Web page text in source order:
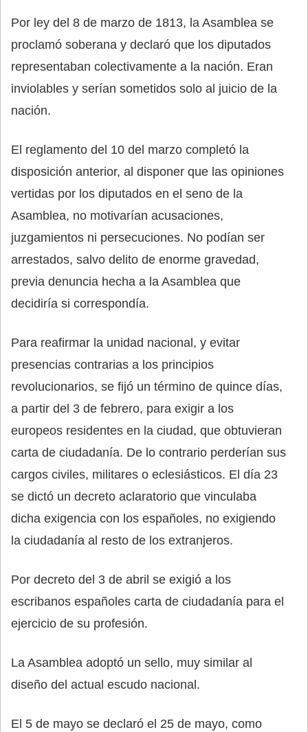
Por ley del 8 de marzo de 1813, la Asamblea se
proclamó soberana y declaró que los diputados
representaban colectivamente a la nación. Eran
inviolables y serían sometidos solo al juicio de la
nación.
El reglamento del 10 del marzo completó la
disposición anterior, al disponer que las opiniones
vertidas por los diputados en el seno de la
Asamblea, no motivarían acusaciones,
juzgamientos ni persecuciones. No podían ser
arrestados, salvo delito de enorme gravedad,
previa denuncia hecha a la Asamblea que
decidiría si correspondía.
Para reafirmar la unidad nacional, y evitar
presencias contrarias a los principios
revolucionarios, se fijó un término de quince días,
a partir del 3 de febrero, para exigir a los
europeos residentes en la ciudad, que obtuvieran
carta de ciudadanía. De lo contrario perderían sus
cargos civiles, militares o eclesiásticos. El día 23
se dictó un decreto aclaratorio que vinculaba
dicha exigencia con los españoles, no exigiendo
la ciudadanía al resto de los extranjeros.
Por decreto del 3 de abril se exigió a los
escribanos españoles carta de ciudadanía para el
ejercicio de su profesión.
La Asamblea adoptó un sello, muy similar al
diseño del actual escudo nacional.
El 5 de mayo se declaró el 25 de mayo, como